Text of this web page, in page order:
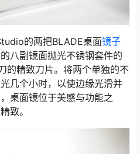
的两把BLADE桌面镜子
八副镜面抛光不锈钢套件的
的精致刀片。将两个单独的不
几个小时，以使边缘光滑并
桌面镜位于美感与功能之
致。